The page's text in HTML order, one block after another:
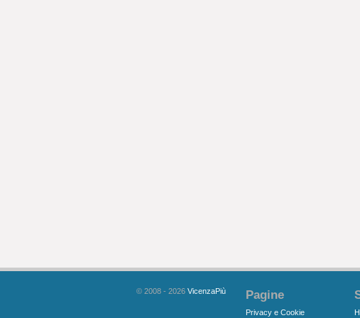
© 2008 - 2026 VicenzaPiù Pagine
Privacy e Cookie